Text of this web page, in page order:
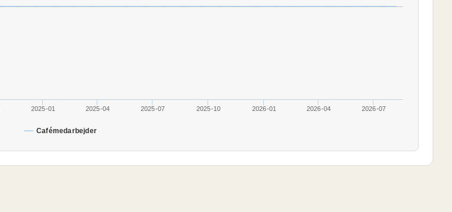
Cafémedarbejder
2025-01 2025-04 2025-07 2025-10 2026-01 2026-04 2026-07